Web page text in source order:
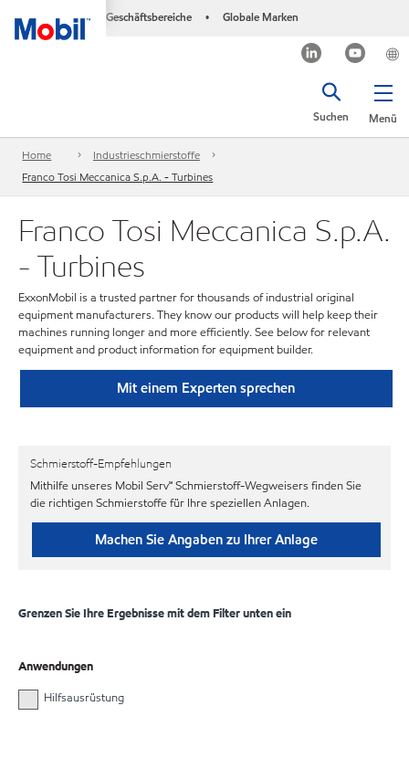
Geschäftsbereiche • Globale Marken
Menü
Suchen
Home
Industrieschmierstoffe
Franco Tosi Meccanica S.p.A. - Turbines
Franco Tosi Meccanica S.p.A.
- Turbines
ExxonMobil is a trusted partner for thousands of industrial original
equipment manufacturers. They know our products will help keep their
machines running longer and more efficiently. See below for relevant
equipment and product information for equipment builder.
Mit einem Experten sprechen
Schmierstoff-Empfehlungen
Mithilfe unseres Mobil Serv℠ Schmierstoff-Wegweisers finden Sie
die richtigen Schmierstoffe für Ihre speziellen Anlagen.
Machen Sie Angaben zu Ihrer Anlage
Grenzen Sie Ihre Ergebnisse mit dem Filter unten ein
Anwendungen
Hilfsausrüstung